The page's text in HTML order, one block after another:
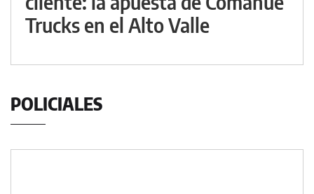
Trucks en el Alto Valle
POLICIALES